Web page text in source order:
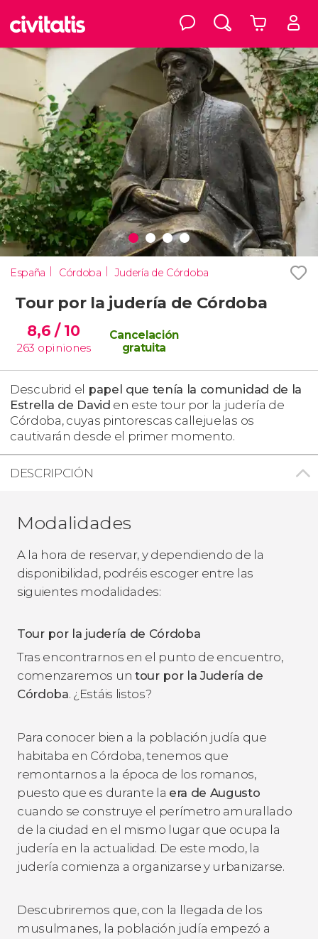
España Córdoba Judería de Córdoba
Tour por la judería de Córdoba
8,6/ 10
263 opiniones
Cancelación
gratuita
Descubrid el papel que tenía la comunidad de la
Estrella de David en este tour por la judería de
Córdoba, cuyas pintorescas callejuelas os
cautivarán desde el primer momento.
DESCRIPCIÓN
Modalidades
A la hora de reservar, y dependiendo de la
disponibilidad, podréis escoger entre las
siguientes modalidades:
Tour por la judería de Córdoba
Tras encontrarnos en el punto de encuentro,
comenzaremos un tour por la Judería de
Córdoba. ¿Estáis listos?
Para conocer bien a la población judía que
habitaba en Córdoba, tenemos que
remontarnos a la época de los romanos,
puesto que es durante la era de Augusto
cuando se construye el perímetro amurallado
de la ciudad en el mismo lugar que ocupa la
judería en la actualidad. De este modo, la
judería comienza a organizarse y urbanizarse.
Descubriremos que, con la llegada de los
musulmanes, la población judía empezó a